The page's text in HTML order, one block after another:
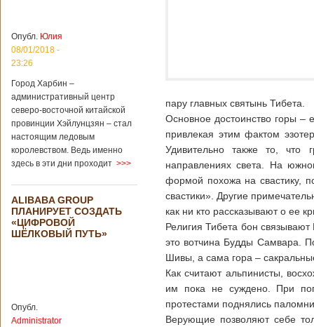
04/02/2020 - 15:45
Третий год
подряд Китай
становится
крупным
торговым
партнером
Германии
Как
свидетельствуют
данные, которые
Федеральным
статистическим
ведомством
Германии, в 2018
уже третий год
подряд. Объем
Опубл. Юлия
08/01/2018 -
23:26
Город Харбин –
административный центр
северо-восточной китайской
провинции Хэйлунцзян – стал
настоящим ледовым
королевством. Ведь именно
здесь в эти дни проходит >>>
ALIBABA GROUP
ПЛАНИРУЕТ СОЗДАТЬ
«ЦИФРОВОЙ
ШЁЛКОВЫЙ ПУТЬ»
Опубл.
Administrator
пару главных святынь Тибета.
Основное достоинство горы
привлекая этим фактом
Удивительно также то, что
направлениях света. На
формой похожа на свастику,
свастики». Другие
как ни кто рассказывают о ее
Религия Тибета бон
это вотчина Будды Самвара.
Шивы, а сама гора –
Как считают альпинисты,
им пока не суждено. При
протестами поднялись
Верующие позволяют себе